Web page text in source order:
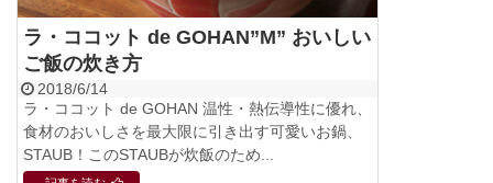
ラ・ココット de GOHAN”M” おいしい
ご飯の炊き方
2018/6/14
ラ・ココット de GOHAN 温性・熱伝導性に優れ、
食材のおいしさを最大限に引き出す可愛いお鍋、
STAUB！このSTAUBが炊飯のため...